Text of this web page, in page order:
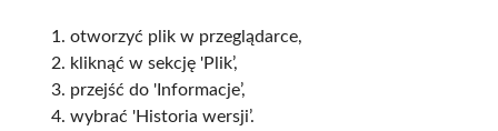
otworzyć plik w przeglądarce,
kliknąć w sekcję 'Plik’,
przejść do 'Informacje’,
wybrać 'Historia wersji’.